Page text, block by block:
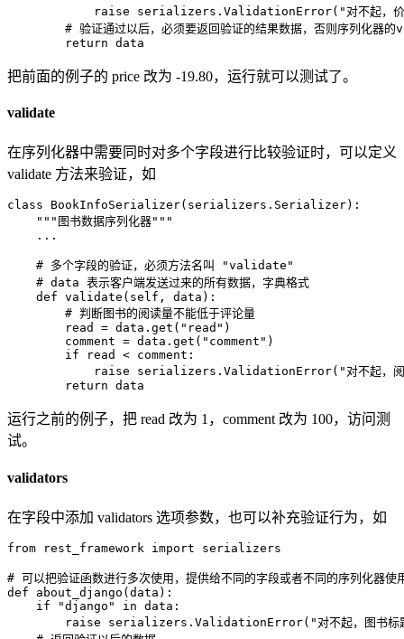
raise serializers . ValidationError( "对不起，
# 验证通过以后，必须要返回验证的结果数据，否则序列化
return data
把前面的例子的 price 改为 -19.80，运行就可以测试了。
validate
在序列化器中需要同时对多个字段进行比较验证时，可以定义
validate 方法来验证，如
class BookInfoSerializer( serializers . Serializer) :
"""图书数据序列化器"""
. . .
# 多个字段的验证，必须方法名叫 "validate"
# data 表示客户端发送过来的所有数据，字典格式
def validate ( self , data ) :
# 判断图书的阅读量不能低于评论量
        read
= data . get ( "read" )
        comment
= data . get ( "comment" )
if read < comment :
raise serializers . ValidationError( "对不起，
return data
运行之前的例子，把 read 改为 1，comment 改为 100，访问测
试。
validators
在字段中添加 validators 选项参数，也可以补充验证行为，如
from rest_framework import serializers
# 可以把验证函数进行多次使用，提供给不同的字段或者不同的序列化器使
def
about_django ( data ) :
if
"django" in data :
raise serializers . ValidationError( "对不起，图书